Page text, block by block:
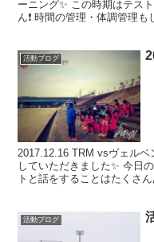
ーニング✨ この時期はテス
ん❗️ 時間の管理・体調管理
活動ブログ
2017.12.16 TRM vsヴェル
していただきました✨ 今日
トと話をすることはたくさ
活動ブログ